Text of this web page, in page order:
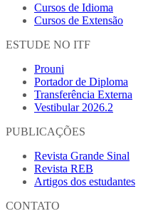
Cursos de Idioma
Cursos de Extensão
ESTUDE NO ITF
Prouni
Portador de Diploma
Transferência Externa
Vestibular 2026.2
PUBLICAÇÕES
Revista Grande Sinal
Revista REB
Artigos dos estudantes
CONTATO